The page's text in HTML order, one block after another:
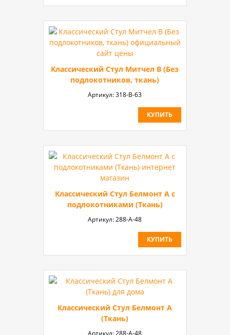
Классический Стул Митчел В (Без
подлокотников, ткань)
Артикул:318-В-63
КУПИТЬ
Классический Стул Белмонт А с
подлокотниками (Ткань)
Артикул:288-А-48
КУПИТЬ
Классический Стул Белмонт А
(Ткань)
Артикул:288-А-48